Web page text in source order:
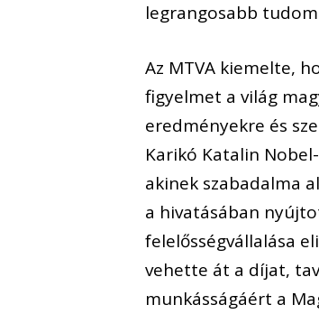
legrangosabb
Az MTVA kiemelte,
figyelmet a világ
eredményekre és
Karikó Katalin
akinek szabadalma
a hivatásában
felelősségvállalása
vehette át a díjat,
munkásságáért a